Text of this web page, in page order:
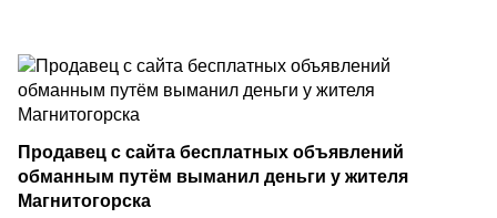
Продавец с сайта бесплатных объявлений
обманным путём выманил деньги у жителя
Магнитогорска